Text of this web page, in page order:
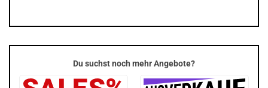
Du suchst noch mehr Angebote?